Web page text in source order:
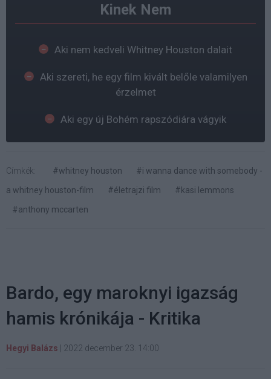
Kinek Nem
Aki nem kedveli Whitney Houston dalait
Aki szereti, he egy film kivált belőle valamilyen
érzelmet
Aki egy új Bohém rapszódiára vágyik
Címkék: #whitney houston
#i wanna dance with somebody -
a whitney houston-film
#életrajzi film
#kasi lemmons
#anthony mccarten
Bardo, egy maroknyi igazság
hamis krónikája - Kritika
Hegyi Balázs 2022 december 23. 14:00